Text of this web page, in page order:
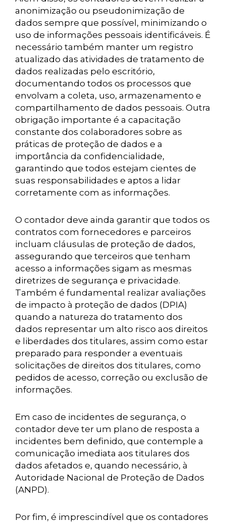
anonimização ou pseudonimização de
dados sempre que possível, minimizando o
uso de informações pessoais identificáveis. É
necessário também manter um registro
atualizado das atividades de tratamento de
dados realizadas pelo escritório,
documentando todos os processos que
envolvam a coleta, uso, armazenamento e
compartilhamento de dados pessoais. Outra
obrigação importante é a capacitação
constante dos colaboradores sobre as
práticas de proteção de dados e a
importância da confidencialidade,
garantindo que todos estejam cientes de
suas responsabilidades e aptos a lidar
corretamente com as informações.
O contador deve ainda garantir que todos os
contratos com fornecedores e parceiros
incluam cláusulas de proteção de dados,
assegurando que terceiros que tenham
acesso a informações sigam as mesmas
diretrizes de segurança e privacidade.
Também é fundamental realizar avaliações
de impacto à proteção de dados (DPIA)
quando a natureza do tratamento dos
dados representar um alto risco aos direitos
e liberdades dos titulares, assim como estar
preparado para responder a eventuais
solicitações de direitos dos titulares, como
pedidos de acesso, correção ou exclusão de
informações.
Em caso de incidentes de segurança, o
contador deve ter um plano de resposta a
incidentes bem definido, que contemple a
comunicação imediata aos titulares dos
dados afetados e, quando necessário, à
Autoridade Nacional de Proteção de Dados
(ANPD).
Por fim, é imprescindível que os contadores